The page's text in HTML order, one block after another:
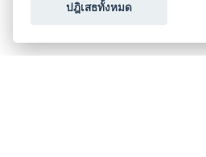
ประเภทธุรกิจไมซ์
ปฎิเสธทั้งหมด